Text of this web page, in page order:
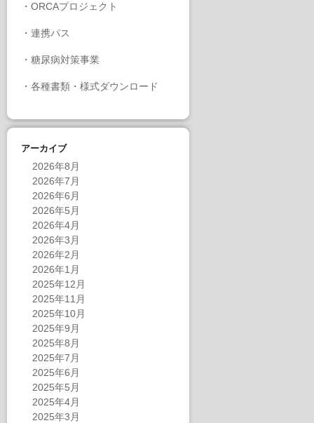
・ ORCAプロジェクト
・ 連携パス
・ 糖尿病対策事業
・ 各種書類・様式ダウンロード
アーカイブ
2026年8月
2026年7月
2026年6月
2026年5月
2026年4月
2026年3月
2026年2月
2026年1月
2025年12月
2025年11月
2025年10月
2025年9月
2025年8月
2025年7月
2025年6月
2025年5月
2025年4月
2025年3月